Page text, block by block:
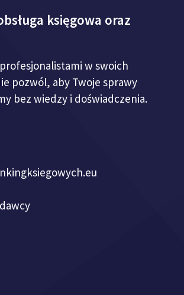
księgowa oraz
w swoich
pozwól, aby Twoje sprawy
bez wiedzy i doświadczenia.